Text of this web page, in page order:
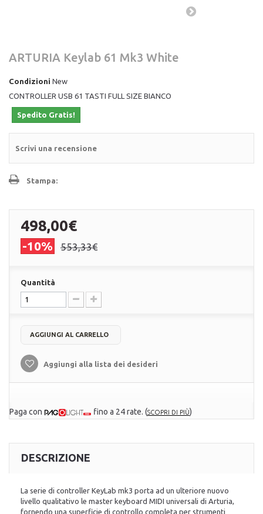
ARTURIA Keylab 61 Mk3 White
Condizioni New
CONTROLLER USB 61 TASTI FULL SIZE BIANCO
Spedito Gratis!
Scrivi una recensione
Stampa:
498,00€
-10% 553,33€
Quantità
AGGIUNGI AL CARRELLO
Aggiungi alla lista dei desideri
Paga con fino a 24 rate. (SCOPRI DI PIÙ)
DESCRIZIONE
La serie di controller KeyLab mk3 porta ad un ulteriore nuovo
livello qualitativo le master keyboard MIDI universali di Arturia,
fornendo una superficie di controllo completa per strumenti